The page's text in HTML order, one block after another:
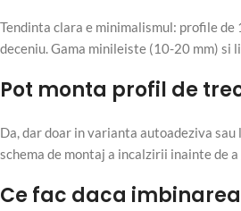
Tendinta clara e minimalismul: profile
deceniu. Gama minileiste (10-20 mm)
Pot monta profil de
Da, dar doar in varianta autoadeziva
schema de montaj a incalzirii inainte de
Ce fac daca